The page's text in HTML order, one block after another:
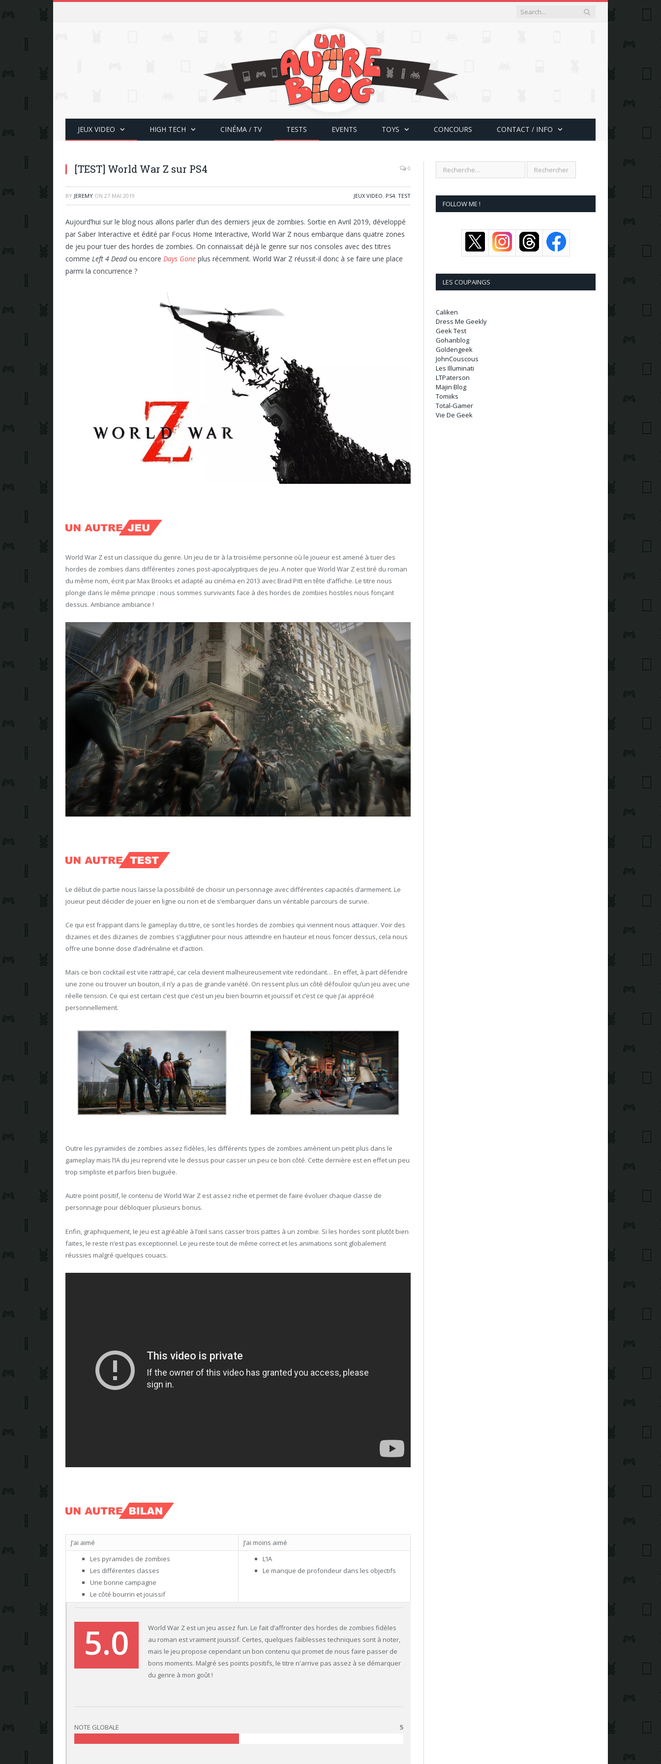
JEUX VIDEO HIGH TECH CINÉMA / TV TESTS EVENTS TOYS CONCOURS CONTACT / INFO
[TEST] World War Z sur PS4 0
BY JEREMY ON 27 MAI 2019 JEUX VIDEO, PS4, TEST
Aujourd’hui sur le blog nous allons parler d’un des derniers jeux de zombies. Sortie en Avril 2019, développé
par Saber Interactive et édité par Focus Home Interactive, World War Z nous embarque dans quatre zones
de jeu pour tuer des hordes de zombies. On connaissait déjà le genre sur nos consoles avec des titres
comme Left 4 Deadou encore Days Gone plus récemment. World War Z réussit-il donc à se faire une place
parmi la concurrence ?
World War Z est un classique du genre. Un jeu de tir à la troisième personne où le joueur est amené à tuer des
hordes de zombies dans différentes zones post-apocalyptiques de jeu. A noter que World War Z est tiré du roman
du même nom, écrit par Max Brooks et adapté au cinéma en 2013 avec Brad Pitt en tête d’affiche. Le titre nous
plonge dans le même principe : nous sommes survivants face à des hordes de zombies hostiles nous fonçant
dessus. Ambiance ambiance !
Le début de partie nous laisse la possibilité de choisir un personnage avec différentes capacités d’armement. Le
joueur peut décider de jouer en ligne ou non et de s’embarquer dans un véritable parcours de survie.
Ce qui est frappant dans le gameplay du titre, ce sont les hordes de zombies qui viennent nous attaquer. Voir des
dizaines et des dizaines de zombies s’agglutiner pour nous atteindre en hauteur et nous foncer dessus, cela nous
offre une bonne dose d’adrénaline et d’action.
Mais ce bon cocktail est vite rattrapé, car cela devient malheureusement vite redondant… En effet, à part défendre
une zone ou trouver un bouton, il n’y a pas de grande variété. On ressent plus un côté défouloir qu’un jeu avec une
réelle tension. Ce qui est certain c’est que c’est un jeu bien bourrin et jouissif et c’est ce que j’ai apprécié
personnellement.
Outre les pyramides de zombies assez fidèles, les différents types de zombies amènent un petit plus dans le
gameplay mais l’IA du jeu reprend vite le dessus pour casser un peu ce bon côté. Cette dernière est en effet un peu
trop simpliste et parfois bien buguée.
Autre point positif, le contenu de World War Z est assez riche et permet de faire évoluer chaque classe de
personnage pour débloquer plusieurs bonus.
Enfin, graphiquement, le jeu est agréable à l’œil sans casser trois pattes à un zombie. Si les hordes sont plutôt bien
faites, le reste n’est pas exceptionnel. Le jeu reste tout de même correct et les animations sont globalement
réussies malgré quelques couacs.
J’ai aimé
J’ai moins aimé
Les pyramides de zombies
Les différentes classes
Une bonne campagne
Le côté bourrin et jouissif
L’IA
Le manque de profondeur dans les objectifs
5.0
World War Z est un jeu assez fun. Le fait d’affronter des hordes de zombies fidèles
au roman est vraiment jouissif. Certes, quelques faiblesses techniques sont à noter,
mais le jeu propose cependant un bon contenu qui promet de nous faire passer de
bons moments. Malgré ses points positifs, le titre n'arrive pas assez à se démarquer
du genre à mon goût !
NOTE GLOBALE 5
FOLLOW ME !
LES COUPAINGS
Caliken
Dress Me Geekly
Geek Test
Gohanblog
Goldengeek
JohnCouscous
Les Illuminati
LTPaterson
Majin Blog
Tomiiks
Total-Gamer
Vie De Geek